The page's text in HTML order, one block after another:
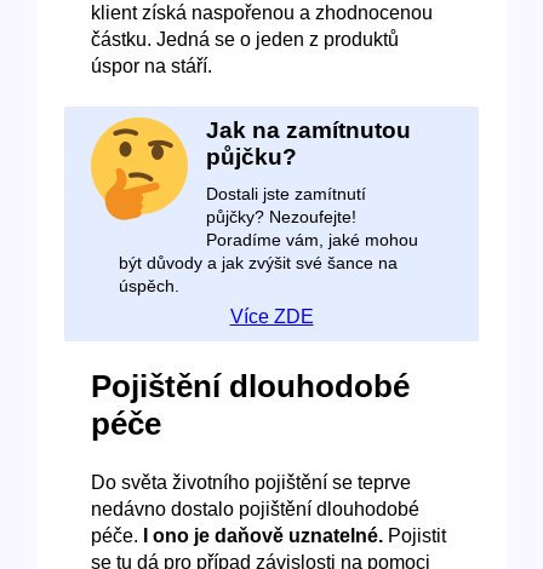
klient získá naspořenou a zhodnocenou
částku. Jedná se o jeden z produktů
úspor na stáří.
Jak na zamítnutou
půjčku?
Dostali jste zamítnutí
půjčky? Nezoufejte!
Poradíme vám, jaké mohou
být důvody a jak zvýšit své šance na
úspěch.
Více ZDE
Pojištění dlouhodobé
péče
Do světa životního pojištění se teprve
nedávno dostalo pojištění dlouhodobé
péče.
I ono je daňově uznatelné. Pojistit
se tu dá pro případ závislosti na pomoci